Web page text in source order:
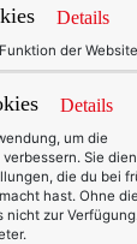
mich am
Ich musste
die
Vittorio
und die
ist ihre
Details
der
Details
um die
Sie
die du bei
hast. Ohne
zur